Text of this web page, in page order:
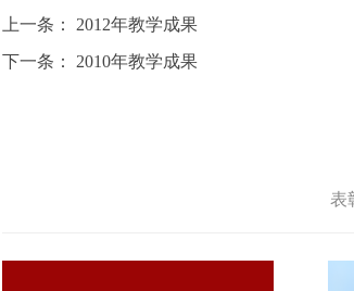
上一条： 2012年教学成果
下一条： 2010年教学成果
表